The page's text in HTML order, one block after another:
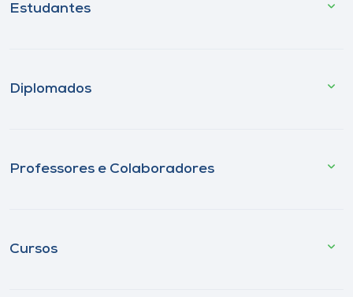
Estudantes
Diplomados
Professores e Colaboradores
Cursos